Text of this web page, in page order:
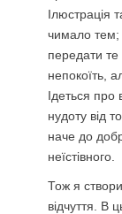
Ілюстрація
чимало тем;
передати
непокоїть,
Ідеться про
нудоту від
наче до
неїстівного.
Тож я
відчуття. В